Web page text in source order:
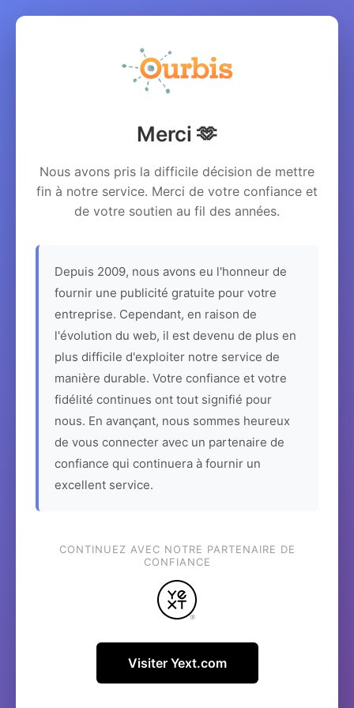
Merci 🫶
Nous avons pris la difficile décision de mettre
fin à notre service. Merci de votre confiance et
de votre soutien au fil des années.
Depuis 2009, nous avons eu l'honneur de
fournir une publicité gratuite pour votre
entreprise. Cependant, en raison de
l'évolution du web, il est devenu de plus en
plus difficile d'exploiter notre service de
manière durable. Votre confiance et votre
fidélité continues ont tout signifié pour
nous. En avançant, nous sommes heureux
de vous connecter avec un partenaire de
confiance qui continuera à fournir un
excellent service.
CONTINUEZ AVEC NOTRE PARTENAIRE DE
CONFIANCE
Visiter Yext.com